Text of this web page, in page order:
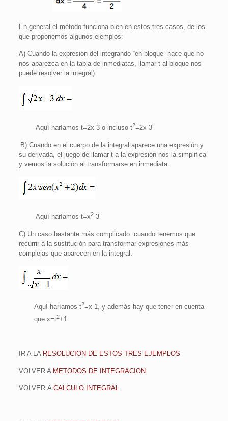
En general el método funciona bien en estos tres casos, de los
que proponemos algunos ejemplos:
A) Cuando la expresión del integrando “en bloque” hace que no
nos aparezca en la tabla de inmediatas, llamar t al bloque nos
puede resolver la integral).
Aquí haríamos t=2x-3 o incluso t2=2x-3
B) Cuando en el cuerpo de la integral aparece una expresión y
su derivada, el juego de llamar t a la expresión nos la simplifica
y vemos la solución al transformarse en inmediata.
Aquí haríamos t=x2-3
C) Un caso bastante más complicado: cuando tenemos que
recurrir a la sustitución para transformar expresiones más
complejas que aparecen en la integral.
Aquí haríamos t2=x-1, y además hay que tener en cuenta
que x=t2+1
IR A LA RESOLUCION DE ESTOS TRES EJEMPLOS
VOLVER A METODOS DE INTEGRACION
VOLVERA CALCULO INTEGRAL